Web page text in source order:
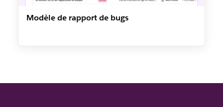
Modèle de rapport de bugs